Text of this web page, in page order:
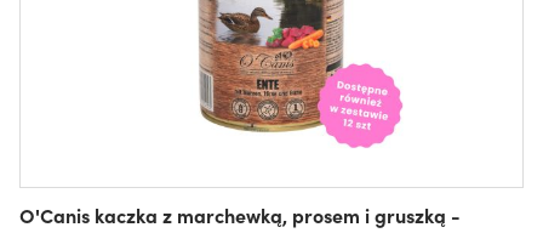
O'Canis kaczka z marchewką, prosem i gruszką -